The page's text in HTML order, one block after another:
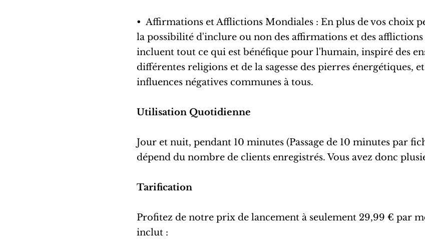
•⁠ ⁠Affirmations et Afflictions Mondiales : En plus de vos choix
la possibilité d'inclure ou non des affirmations et des afflictions
incluent tout ce qui est bénéfique pour l'humain, inspiré des
différentes religions et de la sagesse des pierres énergétiques,
influences négatives communes à tous.
Utilisation Quotidienne
Jour et nuit, pendant 10 minutes (Passage de 10 minutes par
dépend du nombre de clients enregistrés. Vous avez donc
Tarification
Profitez de notre prix de lancement à seulement 29,99 € par
inclut :